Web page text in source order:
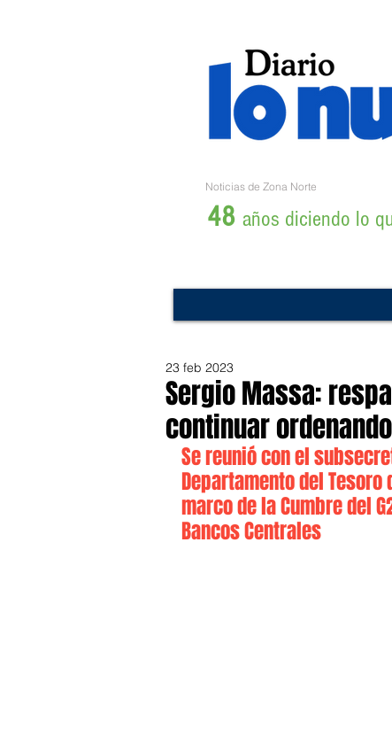
Noticias de Zona Norte
48 años diciendo lo
Sergio Massa:
continuar
23 feb 2023
Se reunió con el
Departamento del Tesoro
marco de la Cumbre del
Bancos Centrales